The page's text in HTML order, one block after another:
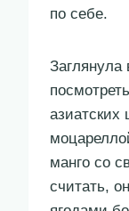
по себе.
Заглянула
манго со
считать,